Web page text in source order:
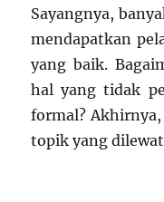
Sayangnya,
mendapatkan
yang baik.
hal yang tidak
formal?
topik yang